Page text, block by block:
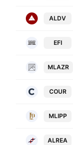
ALDV
EFI
MLAZR
COUR
MLIPP
ALREA